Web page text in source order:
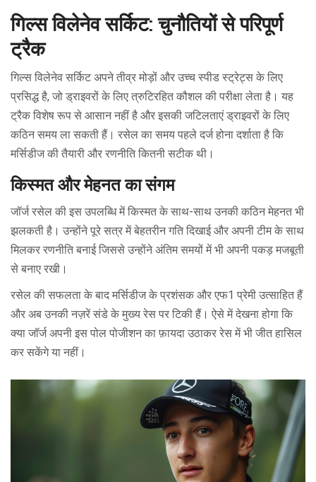
गिल्स विलेनेव सर्किट: चुनौतियों से परिपूर्ण
ट्रैक
गिल्स विलेनेव सर्किट अपने तीव्र मोड़ों और उच्च स्पीड स्ट्रेट्स के लिए
प्रसिद्ध है, जो ड्राइवरों के लिए त्रुटिरहित कौशल की परीक्षा लेता है। यह
ट्रैक विशेष रूप से आसान नहीं है और इसकी जटिलताएं ड्राइवरों के लिए
कठिन समय ला सकती हैं। रसेल का समय पहले दर्ज होना दर्शाता है कि
मर्सिडीज की तैयारी और रणनीति कितनी सटीक थी।
किस्मत और मेहनत का संगम
जॉर्ज रसेल की इस उपलब्धि में किस्मत के साथ-साथ उनकी कठिन मेहनत भी
झलकती है। उन्होंने पूरे सत्र में बेहतरीन गति दिखाई और अपनी टीम के साथ
मिलकर रणनीति बनाई जिससे उन्होंने अंतिम समयों में भी अपनी पकड़ मजबूती
से बनाए रखी।
रसेल की सफलता के बाद मर्सिडीज के प्रशंसक और एफ1 प्रेमी उत्साहित हैं
और अब उनकी नज़रें संडे के मुख्य रेस पर टिकी हैं। ऐसे में देखना होगा कि
क्या जॉर्ज अपनी इस पोल पोजीशन का फ़ायदा उठाकर रेस में भी जीत हासिल
कर सकेंगे या नहीं।